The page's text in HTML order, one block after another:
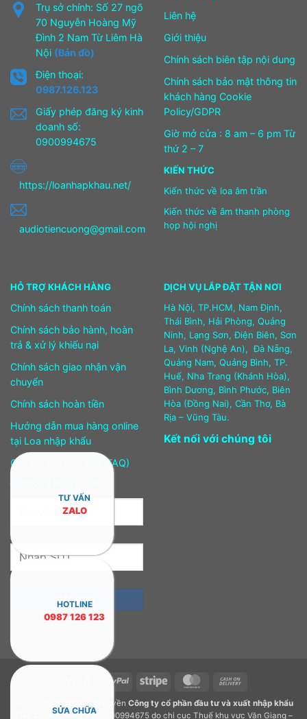
Trụ sở chính: Số 27 ngõ
70 Nguyễn Hoàng Mỹ
Đình 2 Nam Từ Liêm Hà
Nội (Bản đồ)
Điện thoại:
0987.126.123
Giấy phép đăng ký kinh
doanh số:
0900994675
https://loanhapkhau.net/
audiotiencuong@gmail.com
Liên hệ
Giới thiệu
Chính sách biên tập nội dung
Chính sách bảo mật thông tin
khách hàng Cookie
Policy/GDPR
Giờ mở cửa : 8 am – 6 pm Từ
thứ 2 – 7
KIẾN THỨC
Kiến thức về loa âm trần
Kiến thức về âm thanh phòng
họp hội nghị
HỖ TRỢ KHÁCH HÀNG
Chính sách thanh toán
Chính sách bảo hành, hoàn
trả & xử lý khiếu nại
Chính sách giao nhận vận
chuyển
Chính sách hoàn tiền
Hướng dẫn mua hàng online
tại Loa nhập khẩu
Câu hỏi thường gặp (FAQ)
DỊCH VỤ LẮP ĐẶT TẬN NƠI
Hà Nội, TP.HCM, Nam Định,
Thái Bình, Hải Phòng, Quảng
Ninh, Lạng Sơn, Điện Biên, Sơn
La, Vinh (Nghệ An), Đà Nẵng,
Quảng Nam, Quảng Bình, TP.
Huế, Nha Trang (Khánh Hòa),
Bình Dương, Bình Phước, Biên
Hòa (Đồng Nai), Cần Thơ, Bà
Rịa – Vũng Tàu.
Kết nối với chúng tôi
PayPal Stripe MasterCard
Delivery
Copyright 2026 © Bản quyền Công ty cổ phần đầu tư và xuất nhập khẩu
Tiến Cường.GPDKKD: 0900994675 do chi cục Thuế khu vực Văn Giang –
TƯ VẤN
ZALO
HOTLINE
0987 126 123
SỬA CHỮA